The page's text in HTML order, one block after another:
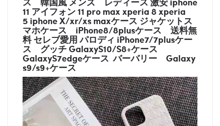
11 アイフォン 11 pro max xperia 8 xperia
5 iphone X/xr/xs maxケース ジャケットス
マホケース iPhone8/8plusケース 送料無
料 セレブ愛用 パロディ iPhone7/7plusケー
ス グッチGalaxyS10/S8+ケース
GalaxyS7edgeケース バーバリー Galaxy
s9/s9+ケース